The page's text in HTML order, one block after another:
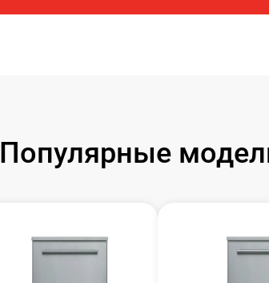
Популярные